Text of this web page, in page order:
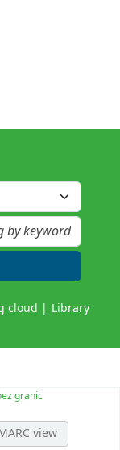
cloud Library
granic
view